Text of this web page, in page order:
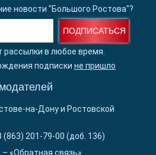
новости "Большого Ростова"?
ПОДПИСАТЬСЯ
рассылки в любое время.
подписки не пришло
на-Дону и Ростовской
201-79-00 (доб. 136)
– «Обратная связь»